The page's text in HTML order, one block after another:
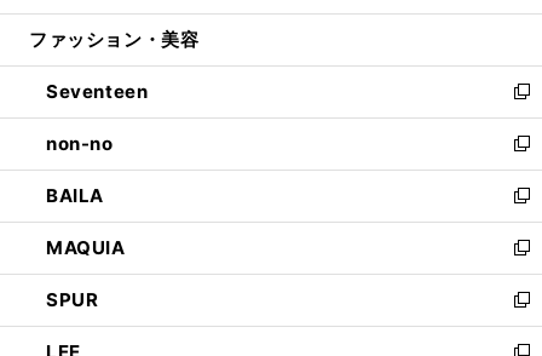
開
ウ
開
く
ン
ウ
で
開
く
ウ
ン
ド
ウ
で
開
く
ファッション・美容
Seventeen
新
し
い
ウ
ィ
ン
ド
ウ
で
開
く
non-no
新
し
い
ウ
ィ
ン
ド
ウ
BAILA
新
し
い
ウ
ィ
ン
MAQUIA
新
し
い
ウ
SPUR
新
し